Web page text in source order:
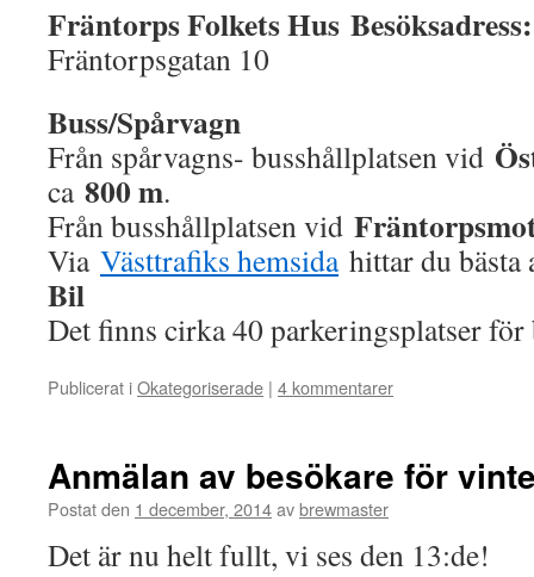
Fräntorps Folkets Hus Besöksadress:
Fräntorpsgatan 10
Buss/Spårvagn
Från spårvagns- busshållplatsen vid
ca 800 m.
Från busshållplatsen vid
Via Västtrafiks hemsidahittar du bästa
Bil
Det finns cirka 40 parkeringsplatser för
Publicerat iOkategoriserade | 4 kommentarer
Anmälan av besökare för
Postat den 1 december, 2014avbrewmaster
Det är nu helt fullt, vi ses den 13:de!